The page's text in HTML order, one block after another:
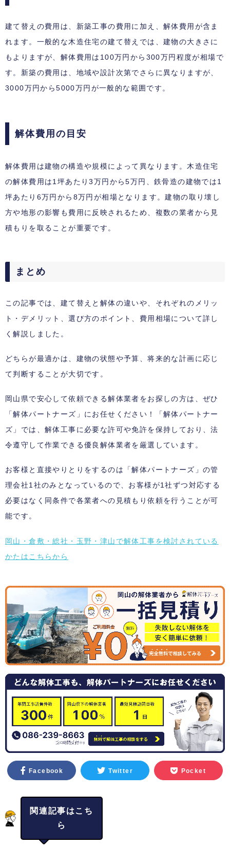
建て替えの費用は、新築工事の費用に加え、解体費用が含ま
れます。一般的な木造住宅の建て替えでは、建物の大きさに
もよりますが、解体費用は100万円から300万円程度が相場で
す。新築の費用は、地域や設計次第でさらに異なりますが、
3000万円から5000万円が一般的な範囲です。
解体費用の目安
解体費用は建物の構造や規模によって異なります。木造住宅
の解体費用は1坪あたり3万円から5万円、鉄骨造の建物では1
坪あたり6万円から8万円が相場となります。建物の取り壊し
方や地形の影響も費用に反映されるため、複数の業者から見
積もりを取ることが重要です。
まとめ
この記事では、建て替えと解体の違いや、それぞれのメリッ
ト・デメリット、選び方のポイント、費用相場について詳し
く解説しました。
どちらが最適かは、建物の状態や予算、将来的な計画に応じ
て判断することが大切です。
岡山県で安心して依頼できる解体業者をお探しの方は、ぜひ
「解体パートナーズ」にお任せください！「解体パートナー
ズ」では、解体工事に必要な許可や免許を保持しており、法
令遵守して作業できる優良解体業者を厳選しています。
お客様と直接やりとりをするのは「解体パートナーズ」の管
理会社1社のみとなっているので、お客様が1社ずつ対応する
必要はなく同条件で各業者への見積もり依頼を行うことが可
能です。
岡山・倉敷・総社・玉野・津山で解体工事を検討されている
かたはこちらから
Facebook Twitter Pocket
関連記事はこち
ら